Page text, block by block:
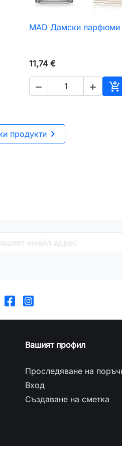
към количката
 Бърз преглед
MAD Дамски парфюми
11,74 €
  
продукти
Вашият профил
Проследяване на
Вход
Създаване на сметка